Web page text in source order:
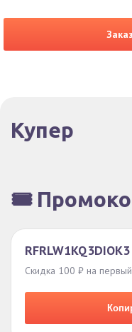
Купер
🎟️
RFRLW1KQ3DIOK3
Скидка 100 ₽ на